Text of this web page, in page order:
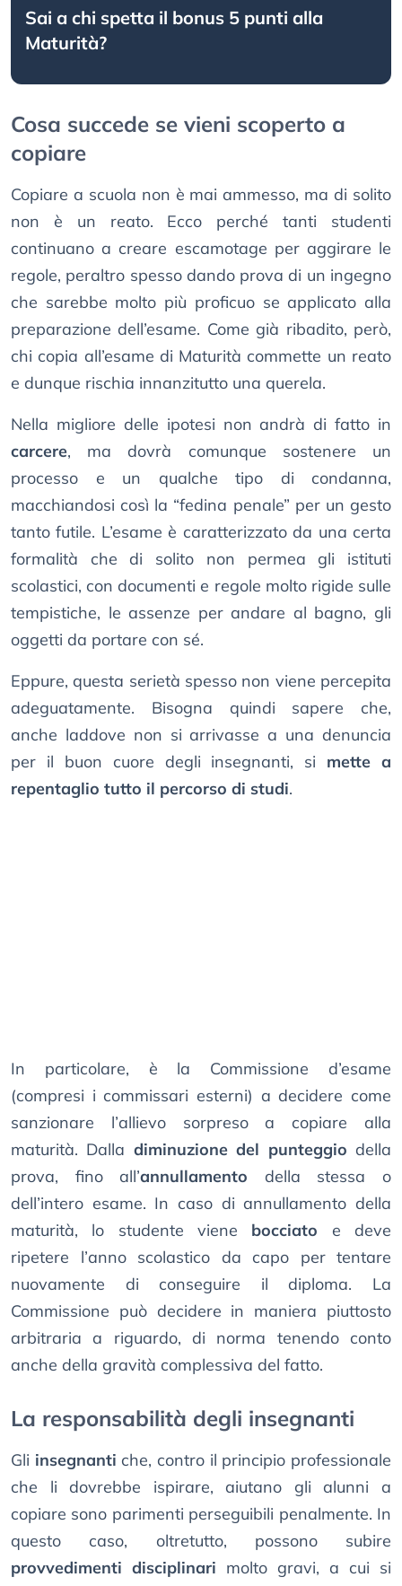
Sai a chi spetta il bonus 5 punti alla
Maturità?
Cosa succede se vieni scoperto a
copiare
Copiare a scuola non è mai ammesso, ma di solito
non è un reato. Ecco perché tanti studenti
continuano a creare escamotage per aggirare le
regole, peraltro spesso dando prova di un ingegno
che sarebbe molto più proficuo se applicato alla
preparazione dell’esame. Come già ribadito, però,
chi copia all’esame di Maturità commette un reato
e dunque rischia innanzitutto una querela.
Nella migliore delle ipotesi non andrà di fatto in
carcere, ma dovrà comunque sostenere un
processo e un qualche tipo di condanna,
macchiandosi così la “fedina penale” per un gesto
tanto futile. L’esame è caratterizzato da una certa
formalità che di solito non permea gli istituti
scolastici, con documenti e regole molto rigide sulle
tempistiche, le assenze per andare al bagno, gli
oggetti da portare con sé.
Eppure, questa serietà spesso non viene percepita
adeguatamente. Bisogna quindi sapere che,
anche laddove non si arrivasse a una denuncia
per il buon cuore degli insegnanti, si mette a
repentaglio tutto il percorso di studi.
In particolare, è la Commissione d’esame
(compresi i commissari esterni) a decidere come
sanzionare l’allievo sorpreso a copiare alla
maturità. Dalla diminuzione del punteggio della
prova, fino all’annullamento della stessa o
dell’intero esame. In caso di annullamento della
maturità, lo studente viene bocciato e deve
ripetere l’anno scolastico da capo per tentare
nuovamente di conseguire il diploma. La
Commissione può decidere in maniera piuttosto
arbitraria a riguardo, di norma tenendo conto
anche della gravità complessiva del fatto.
La responsabilità degli insegnanti
Gli insegnanti che, contro il principio professionale
che li dovrebbe ispirare, aiutano gli alunni a
copiare sono parimenti perseguibili penalmente. In
questo caso, oltretutto, possono subire
provvedimenti disciplinari molto gravi, a cui si